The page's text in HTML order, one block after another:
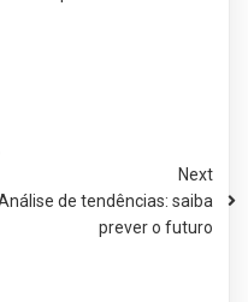
Next
de tendências: saiba
prever o futuro